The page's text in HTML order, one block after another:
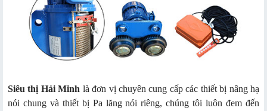
Siêu thị Hải Minh là đơn vị chuyên cung cấp các thiết bị nâng hạ
nói chung và thiết bị Pa lăng nói riêng, chúng tôi luôn đem đến